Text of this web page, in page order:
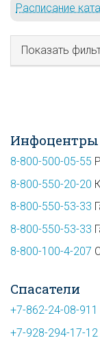
Расписание
Показать
Инфоцентры
8-800-500-05-55
8-800-550-20-20
8-800-550-53-33
8-800-550-53-33
8-800-100-4-207
Спасатели
+7-862-24-08-911
+7-928-294-17-12